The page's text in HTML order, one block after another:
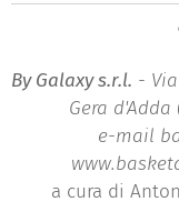
By Galaxy s.r.l. -
Gera d'Adda
e-mail
a cura di